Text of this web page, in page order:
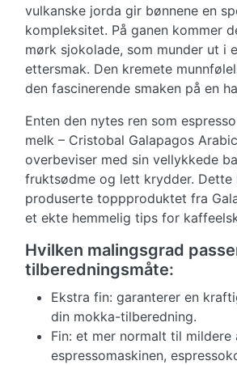
vulkanske jorda gir bønnene en
kompleksitet. På ganen kommer
mørk sjokolade, som munder ut i
ettersmak. Den kremete
den fascinerende smaken på en
Enten den nytes ren som
melk – Cristobal Galapagos
overbeviser med sin vellykkede
fruktsødme og lett krydder.
produserte toppproduktet fra
et ekte hemmelig tips for
Hvilken malingsgrad
tilberedningsmåte:
Ekstra fin: garanterer en
din mokka-tilberedning.
Fin: et mer normalt til mildere
espressomaskinen,